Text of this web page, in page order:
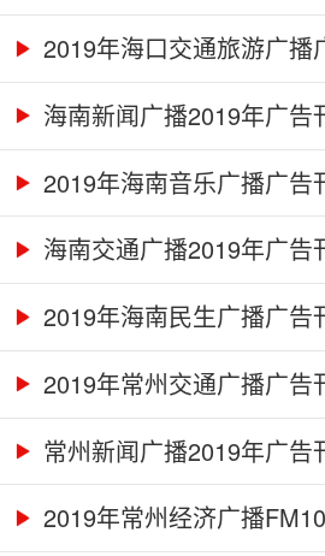
2019年海口交通旅游广播
海南新闻广播2019年广告
2019年海南音乐广播广告
海南交通广播2019年广告
2019年海南民生广播广告
2019年常州交通广播广告
常州新闻广播2019年广告
2019年常州经济广播